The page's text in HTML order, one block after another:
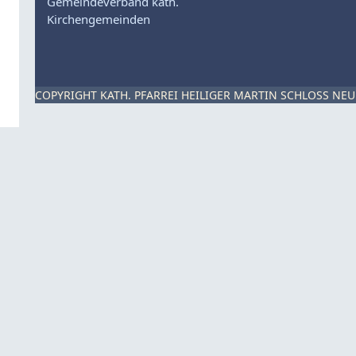
Kirchengemeinden
COPYRIGHT KATH. PFARREI HEILIGER MARTIN SCHLOSS